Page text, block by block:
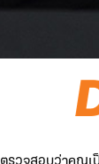
ตรวจสอบว่าคุณเ